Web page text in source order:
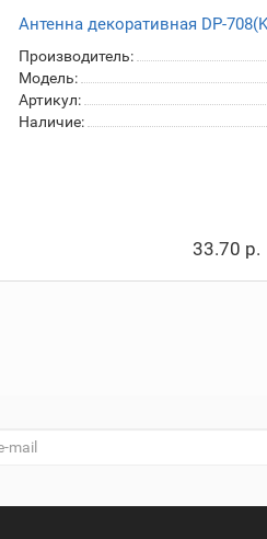
Антенна декоративная DP-
Производитель:
Модель:
Артикул:
Наличие:
33.70 р.